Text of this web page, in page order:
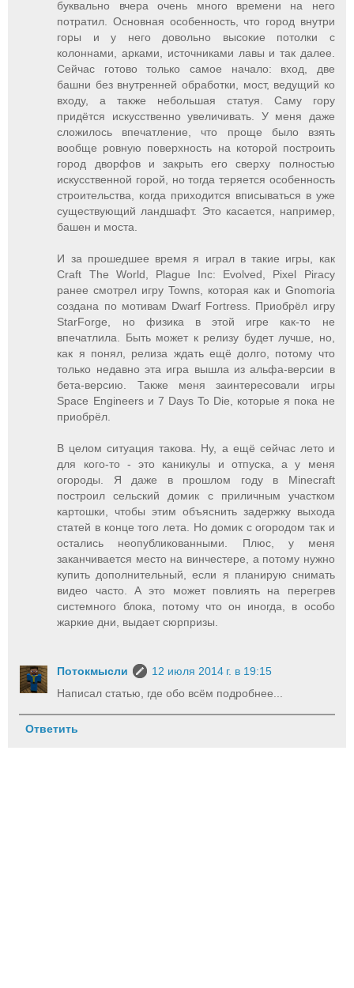
буквально вчера очень много времени на него
потратил. Основная особенность, что город внутри
горы и у него довольно высокие потолки с
колоннами, арками, источниками лавы и так далее.
Сейчас готово только самое начало: вход, две
башни без внутренней обработки, мост, ведущий ко
входу, а также небольшая статуя. Саму гору
придётся искусственно увеличивать. У меня даже
сложилось впечатление, что проще было взять
вообще ровную поверхность на которой построить
город дворфов и закрыть его сверху полностью
искусственной горой, но тогда теряется особенность
строительства, когда приходится вписываться в уже
существующий ландшафт. Это касается, например,
башен и моста.
И за прошедшее время я играл в такие игры, как
Craft The World, Plague Inc: Evolved, Pixel Piracy
ранее смотрел игру Towns, которая как и Gnomoria
создана по мотивам Dwarf Fortress. Приобрёл игру
StarForge, но физика в этой игре как-то не
впечатлила. Быть может к релизу будет лучше, но,
как я понял, релиза ждать ещё долго, потому что
только недавно эта игра вышла из альфа-версии в
бета-версию. Также меня заинтересовали игры
Space Engineers и 7 Days To Die, которые я пока не
приобрёл.
В целом ситуация такова. Ну, а ещё сейчас лето и
для кого-то - это каникулы и отпуска, а у меня
огороды. Я даже в прошлом году в Minecraft
построил сельский домик с приличным участком
картошки, чтобы этим объяснить задержку выхода
статей в конце того лета. Но домик с огородом так и
остались неопубликованными. Плюс, у меня
заканчивается место на винчестере, а потому нужно
купить дополнительный, если я планирую снимать
видео часто. А это может повлиять на перегрев
системного блока, потому что он иногда, в особо
жаркие дни, выдает сюрпризы.
Потокмысли
12 июля 2014 г. в 19:15
Написал статью, где обо всём подробнее...
Ответить